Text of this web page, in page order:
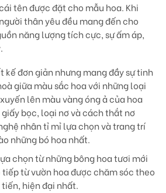
tên được đặt cho mẫu hoa. Khi
thân yêu đều mang đến cho
năng lượng tích cực, sự ấm áp,
kế đơn giản nhưng mang đầy sự tinh
giữa màu sắc hoa với những loại
lên màu vàng óng ả của hoa
bọc, loại nơ và cách thắt nơ
nhân tỉ mỉ lựa chọn và trang trí
những bó hoa nhất.
chọn từ những bông hoa tươi mới
từ vườn hoa được chăm sóc theo
hiện đại nhất.